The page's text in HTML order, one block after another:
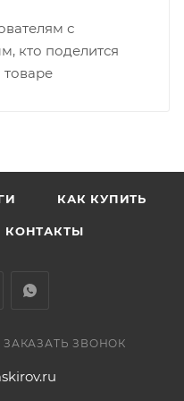
поставщик вправе
осуществляется.
с
кто поделится
КАК КУПИТЬ
КОНТАКТЫ
ЗАКАЗАТЬ ЗВОНОК